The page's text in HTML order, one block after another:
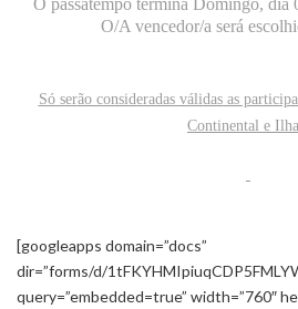
O passatempo termina Domingo, dia
O/A vencedor/a será
Só serão consideradas válidas as
Continental e
[googleapps domain=”docs”
dir=”forms/d/
query=”embedded=true” width=”760″